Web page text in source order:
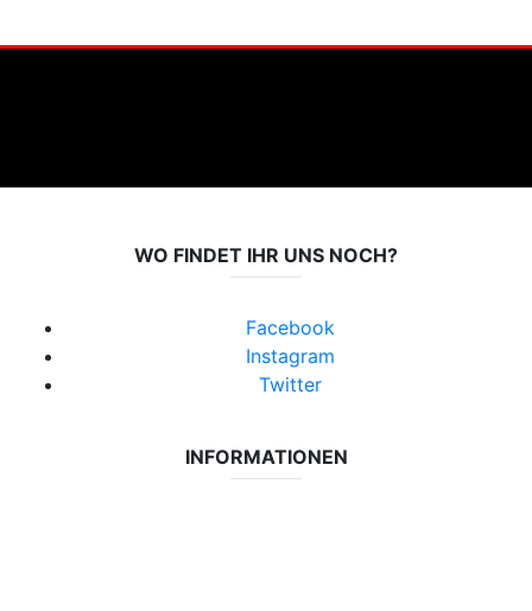
WO FINDET IHR UNS NOCH?
Facebook
Instagram
Twitter
INFORMATIONEN